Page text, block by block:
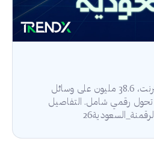
34.4 مليون مستخدم للإنترنت، 38.6 مليون على وسائل
تحول رقمي شامل. التفاصيل